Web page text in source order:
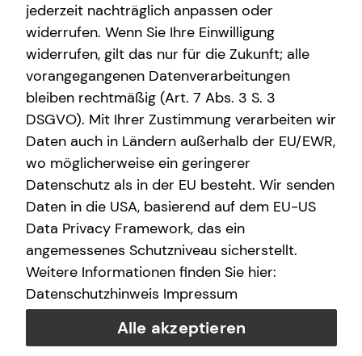
Montag 08:00 - 13:00 Uhr
Dienstag
Mittwoch 08:00 - 13:00 Uhr
Donnerstag 10:00 - 13:00 Uhr
Freitag 10:00 - 13:00 Uhr
Selbstverständlich sind auch Termine außerhalb
dieser Geschäftszeiten auf Anfrage möglich.
Kontaktformular
jederzeit nachträglich anpassen oder
widerrufen. Wenn Sie Ihre Einwilligung
widerrufen, gilt das nur für die Zukunft; alle
vorangegangenen Datenverarbeitungen
bleiben rechtmäßig (Art. 7 Abs. 3 S. 3
DSGVO). Mit Ihrer Zustimmung verarbeiten wir
Daten auch in Ländern außerhalb der EU/EWR,
wo möglicherweise ein geringerer
Datenschutz als in der EU besteht. Wir senden
Daten in die USA, basierend auf dem EU-US
Data Privacy Framework, das ein
angemessenes Schutzniveau sicherstellt.
Weitere Informationen finden Sie hier:
Datenschutzhinweis Impressum
Alle akzeptieren